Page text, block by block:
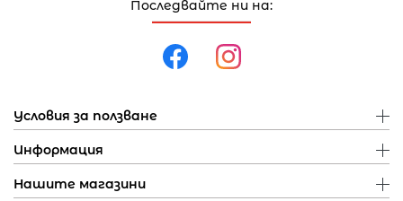
Последвайте ни на:
Условия за ползване
Информация
Нашите магазини